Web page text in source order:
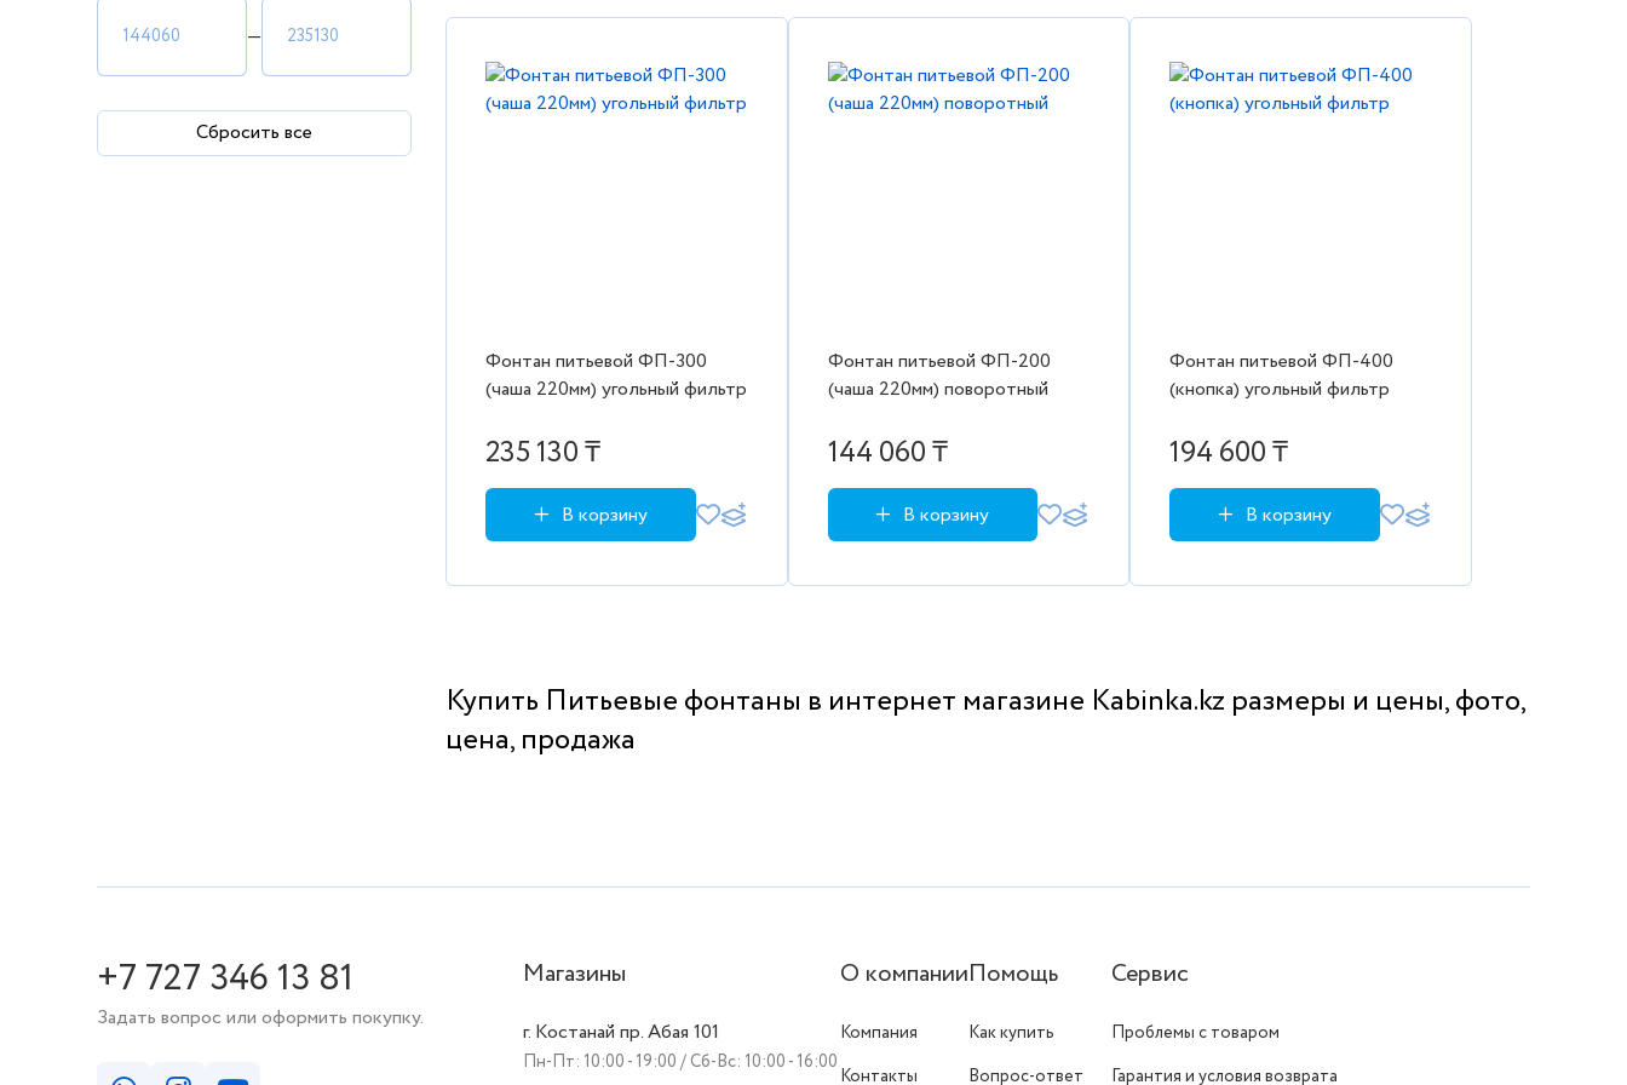
—
Сбросить все
Фонтан питьевой ФП-300
(чаша 220мм) угольный фильтр
235 130 ₸
В корзину
Фонтан питьевой ФП-200
(чаша 220мм) поворотный
144 060 ₸
В корзину
Фонтан питьевой ФП-400
(кнопка) угольный фильтр
194 600 ₸
В корзину
Купить Питьевые фонтаны в интернет магазине Kabinka.kz размеры и цены, фото,
цена, продажа
+7 727 346 13 81
Задать вопрос или оформить покупку.
Магазины
г. Костанай пр. Абая 101
Пн-Пт: 10:00 - 19:00 / Сб-Вс: 10:00 - 16:00
О компании
Компания
Контакты
Помощь
Как купить
Вопрос-ответ
Сервис
Проблемы с товаром
Гарантия и условия возврата